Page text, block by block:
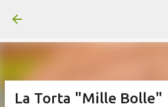
La Torta "Mille Bolle"